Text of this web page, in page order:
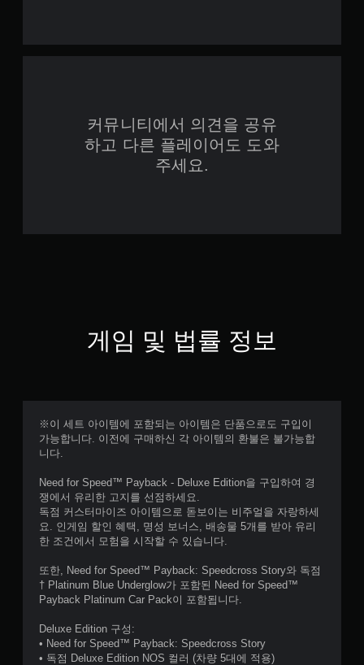
커뮤니티에서 의견을 공유
하고 다른 플레이어도 도와
주세요.
게임 및 법률 정보
※이 세트 아이템에 포함되는 아이템은 단품으로도 구입이
가능합니다. 이전에 구매하신 각 아이템의 환불은 불가능합
니다.
Need for Speed™ Payback - Deluxe Edition을 구입하여 경
쟁에서 유리한 고지를 선점하세요.
독점 커스터마이즈 아이템으로 돋보이는 비주얼을 자랑하세
요. 인게임 할인 혜택, 명성 보너스, 배송물 5개를 받아 유리
한 조건에서 모험을 시작할 수 있습니다.
또한, Need for Speed™ Payback: Speedcross Story와 독점
† Platinum Blue Underglow가 포함된 Need for Speed™
Payback Platinum Car Pack이 포함됩니다.
Deluxe Edition 구성:
• Need for Speed™ Payback: Speedcross Story
• 독점 Deluxe Edition NOS 컬러 (차량 5대에 적용)